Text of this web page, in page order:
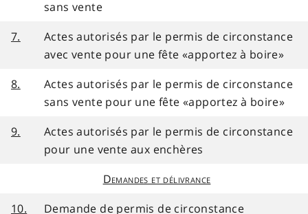
sans vente
7.
Actes autorisés par le permis de circonstance
avec vente pour une fête «apportez à boire»
8.
Actes autorisés par le permis de circonstance
sans vente pour une fête «apportez à boire»
9.
Actes autorisés par le permis de circonstance
pour une vente aux enchères
Demandes et délivrance
10.
Demande de permis de circonstance